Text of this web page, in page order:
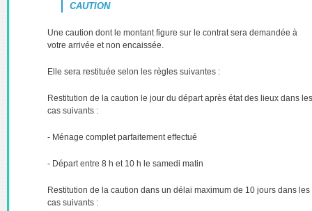
CAUTION
Une caution dont le montant figure sur le contrat sera demandée à
votre arrivée et non encaissée.
Elle sera restituée selon les règles suivantes :
Restitution de la caution le jour du départ après état des lieux dans les
cas suivants :
- Ménage complet parfaitement effectué
- Départ entre 8 h et 10 h le samedi matin
Restitution de la caution dans un délai maximum de 10 jours dans les
cas suivants :